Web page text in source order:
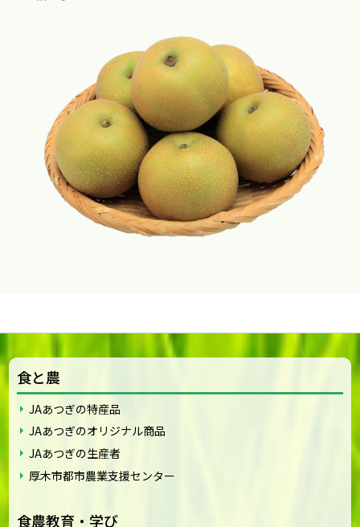
食と農
JAあつぎの特産品
JAあつぎのオリジナル商品
JAあつぎの生産者
厚木市都市農業支援センター
食農教育・学び